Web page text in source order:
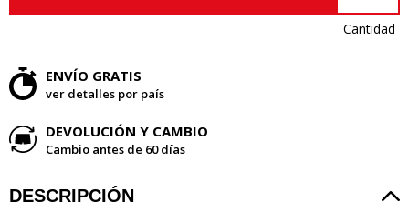
Cantidad
ENVÍO GRATIS
ver detalles por país
DEVOLUCIÓN Y CAMBIO
Cambio antes de 60 días
DESCRIPCIÓN